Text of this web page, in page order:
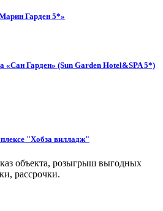
Гарден 5*»
«Сан Гарден» (Sun Garden Hotel&SPA 5*)
"Хобза вилладж"
объекта, розыгрыш выгодных
рассрочки.